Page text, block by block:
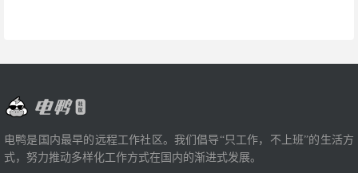
电鸭是国内最早的远程工作社区。我们倡导“只工作，不上班”的生活方
式，努力推动多样化工作方式在国内的渐进式发展。